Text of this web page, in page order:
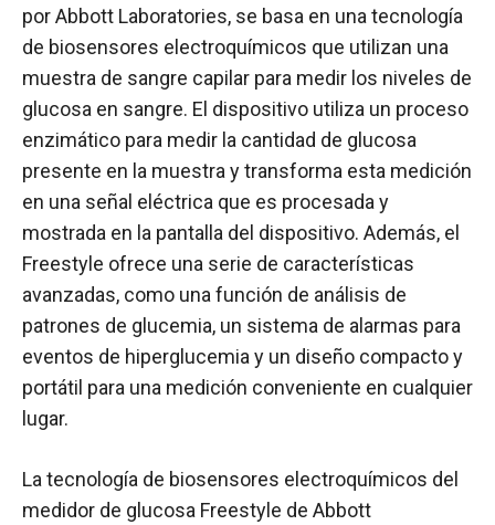
por Abbott Laboratories, se basa en una tecnología
de biosensores electroquímicos que utilizan una
muestra de sangre capilar para medir los niveles de
glucosa en sangre. El dispositivo utiliza un proceso
enzimático para medir la cantidad de glucosa
presente en la muestra y transforma esta medición
en una señal eléctrica que es procesada y
mostrada en la pantalla del dispositivo. Además, el
Freestyle ofrece una serie de características
avanzadas, como una función de análisis de
patrones de glucemia, un sistema de alarmas para
eventos de hiperglucemia y un diseño compacto y
portátil para una medición conveniente en cualquier
lugar.
La tecnología de biosensores electroquímicos del
medidor de glucosa Freestyle de Abbott